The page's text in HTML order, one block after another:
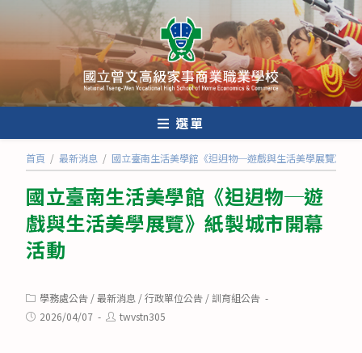
內
選單
首頁 / 最新消息 / 國立臺南生活美學館《𨑨迌物─遊戲與生活美學展覽》紙
國立臺南生活美學館《𨑨迌物─遊
戲與生活美學展覽》紙製城市開幕
活動
Post
category:
學務處公告 /最新消息 /行政單位公告 /訓育組公告
Post2026/04/07
Posttwvstn305